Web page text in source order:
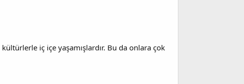
iç içe yaşamışlardır. Bu da onlara çok